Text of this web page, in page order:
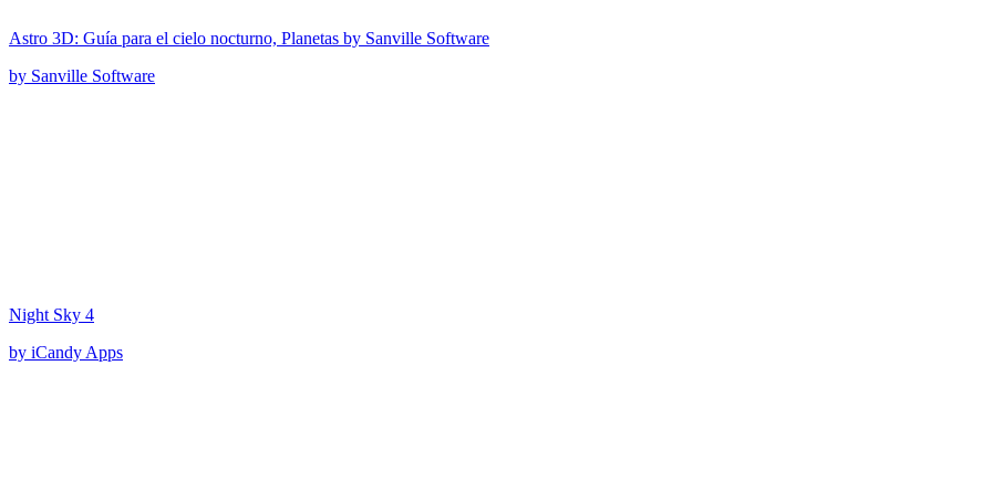
Astro 3D: Guía para el cielo nocturno, Planetas by Sanville Software
by Sanville Software
Night Sky 4
by iCandy Apps